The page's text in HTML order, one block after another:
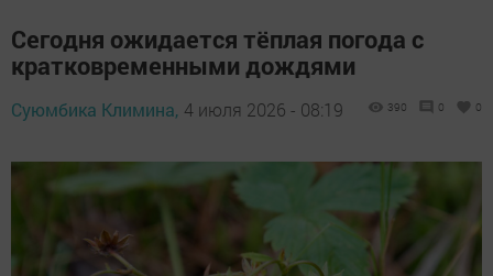
Сегодня ожидается тёплая погода с
кратковременными дождями
Суюмбика Климина, 4 июля 2026 - 08:19 390 0 0